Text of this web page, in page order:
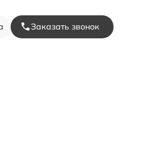
Заказать звонок